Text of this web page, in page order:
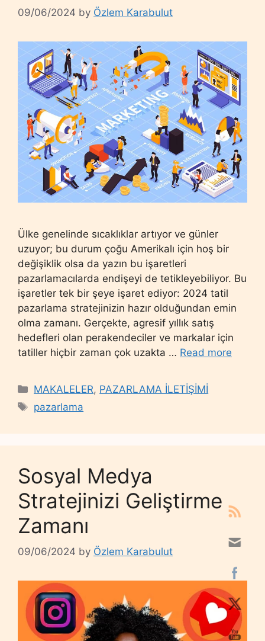
09/06/2024 by Özlem Karabulut
Ülke genelinde sıcaklıklar artıyor ve günler
uzuyor; bu durum çoğu Amerikalı için hoş bir
değişiklik olsa da yazın bu işaretleri
pazarlamacılarda endişeyi de tetikleyebiliyor. Bu
işaretler tek bir şeye işaret ediyor: 2024 tatil
pazarlama stratejinizin hazır olduğundan emin
olma zamanı. Gerçekte, agresif yıllık satış
hedefleri olan perakendeciler ve markalar için
tatiller hiçbir zaman çok uzakta … Read more
Categories
MAKALELER, PAZARLAMA İLETİŞİMİ
Tags
pazarlama
Sosyal Medya
Stratejinizi Geliştirme
Zamanı
09/06/2024 by Özlem Karabulut